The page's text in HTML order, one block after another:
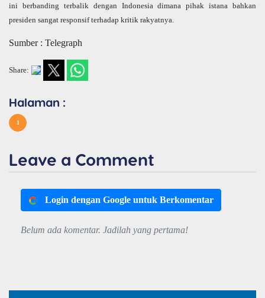
ini berbanding terbalik dengan Indonesia dimana pihak istana bahkan
presiden sangat responsif terhadap kritik rakyatnya.
Sumber : Telegraph
Share:
Halaman :
1
Leave a Comment
Login dengan Google untuk Berkomentar
Belum ada komentar. Jadilah yang pertama!